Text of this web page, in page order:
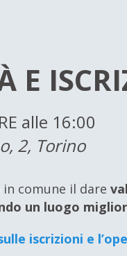
E
alle 16:00
2, Torino
in comune il dare
un luogo
iscrizioni e